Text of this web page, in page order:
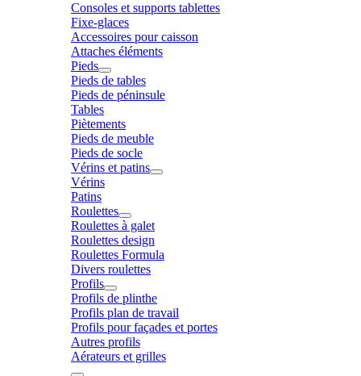
Consoles et supports tablettes
Fixe-glaces
Accessoires pour caisson
Attaches éléments
Pieds
Pieds de tables
Pieds de péninsule
Tables
Piètements
Pieds de meuble
Pieds de socle
Vérins et patins
Vérins
Patins
Roulettes
Roulettes à galet
Roulettes design
Roulettes Formula
Divers roulettes
Profils
Profils de plinthe
Profils plan de travail
Profils pour façades et portes
Autres profils
Aérateurs et grilles